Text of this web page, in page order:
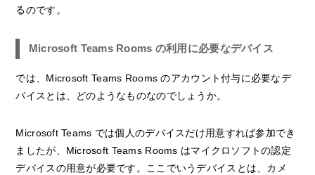
るのです。
Microsoft Teams Rooms の利用に必要なデバイス
では、Microsoft Teams Rooms のアカウント付与に必要なデ
バイスとは、どのようなものなのでしょうか。
Microsoft Teams では個人のデバイスだけ用意すれば参加でき
ましたが、Microsoft Teams Rooms はマイクロソフトの認定
デバイスの用意が必要です。ここでいうデバイスとは、カメ